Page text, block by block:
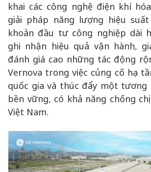
khai các công nghệ điện khí
giải pháp năng lượng hiệu
khoản đầu tư công nghiệp dài
ghi nhận hiệu quả vận hành,
đánh giá cao những tác động
Vernova trong việc củng cố hạ
quốc gia và thúc đẩy một tương
bền vững, có khả năng chống
Việt Nam.